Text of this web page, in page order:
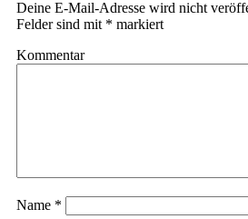
Deine E-Mail-Adresse wird nicht
Felder sind mit * markiert
Kommentar
Name *